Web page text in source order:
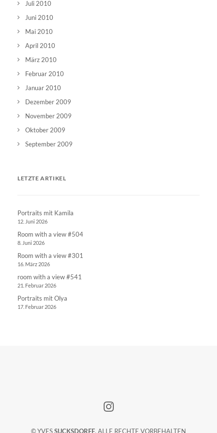
Juli 2010
Juni 2010
Mai 2010
April 2010
März 2010
Februar 2010
Januar 2010
Dezember 2009
November 2009
Oktober 2009
September 2009
LETZTE ARTIKEL
Portraits mit Kamila
12. Juni 2026
Room with a view #504
8. Juni 2026
Room with a view #301
16. März 2026
room with a view #541
21. Februar 2026
Portraits mit Olya
17. Februar 2026
© YVESSUCKSDORFF, ALLE RECHTE VORBEHALTEN